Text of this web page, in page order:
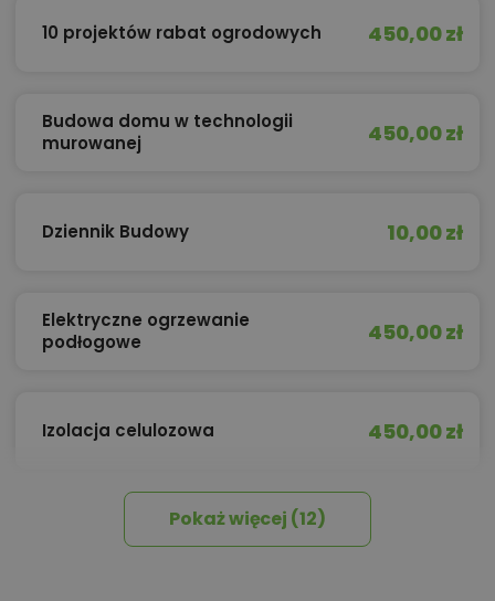
10 projektów rabat ogrodowych 450,00 zł
Budowa domu w technologii
murowanej
450,00 zł
Dziennik Budowy 10,00 zł
Elektryczne ogrzewanie
podłogowe
450,00 zł
Izolacja celulozowa 450,00 zł
Kredyt hipoteczny z operatem za
Pokaż więcej (12)